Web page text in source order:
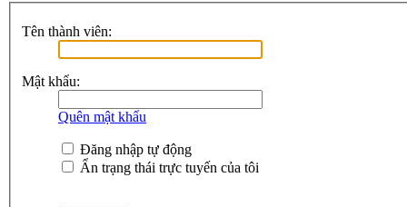
Tên thành viên:
Mật khẩu:
Quên mật khẩu
Đăng nhập tự động
Ẩn trạng thái trực tuyến của tôi